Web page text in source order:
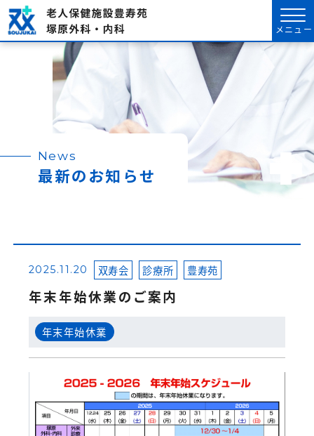
メニュー
News
最新のお知らせ
2025.11.20 双寿会 診療所 豊寿苑
年末年始休業のご案内
年末年始休業